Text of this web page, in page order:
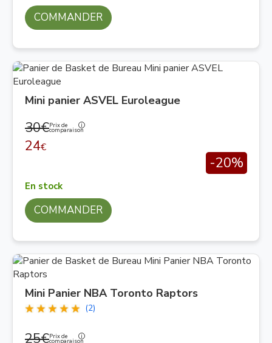
COMMANDER
Mini panier ASVEL Euroleague
30€Prix de
comparaison
24€
-20%
En stock
COMMANDER
Mini Panier NBA Toronto Raptors
(2)
25€Prix de
comparaison